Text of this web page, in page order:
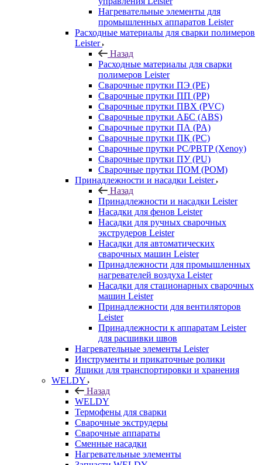
Нагревательные элементы для
промышленных аппаратов Leister
Расходные материалы для сварки полимеров
Leister
Назад
Расходные материалы для сварки
полимеров Leister
Сварочные прутки ПЭ (PE)
Сварочные прутки ПП (PP)
Сварочные прутки ПВХ (PVC)
Сварочные прутки АБС (ABS)
Сварочные прутки ПА (PA)
Сварочные прутки ПК (PC)
Сварочные прутки PC/PBTP (Xenoy)
Сварочные прутки ПУ (PU)
Сварочные прутки ПОМ (POM)
Принадлежности и насадки Leister
Назад
Принадлежности и насадки Leister
Насадки для фенов Leister
Насадки для ручных сварочных
экструдеров Leister
Насадки для автоматических
сварочных машин Leister
Принадлежности для промышленных
нагревателей воздуха Leister
Насадки для стационарных сварочных
машин Leister
Принадлежности для вентиляторов
Leister
Принадлежности к аппаратам Leister
для расшивки швов
Нагревательные элементы Leister
Инструменты и прикаточные ролики
Ящики для транспортировки и хранения
WELDY
Назад
WELDY
Термофены для сварки
Сварочные экструдеры
Сварочные аппараты
Сменные насадки
Нагревательные элементы